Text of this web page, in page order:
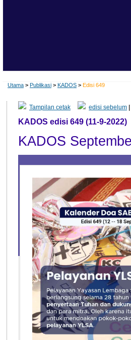
Utama > Publikasi > KADOS > Edisi 649
Tampilan cetak edisi sebelum
KADOS edisi 649 (11-9-2022)
KADOS